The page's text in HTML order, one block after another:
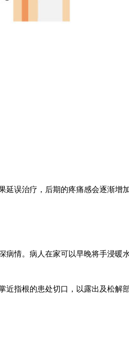
误治疗，后期的疼痛感会逐渐增
情。病人在家可以早晚将手浸暖
指根的患处切口，以露出及松解